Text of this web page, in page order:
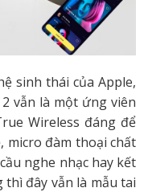
sinh thái của Apple,
vẫn là một ứng viên
Wireless đáng để
micro đàm thoại chất
nghe nhạc hay kết
đây vẫn là mẫu tai